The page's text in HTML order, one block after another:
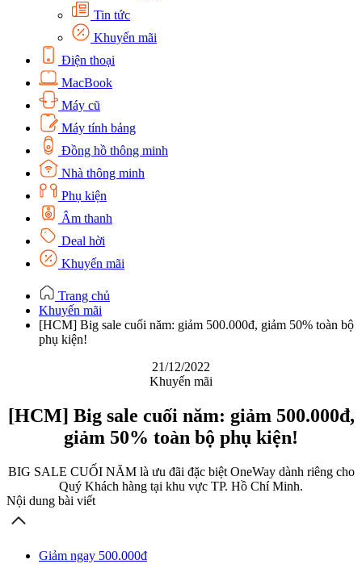
Tin tức
Khuyến mãi
Điện thoại
MacBook
Máy cũ
Máy tính bảng
Đồng hồ thông minh
Nhà thông minh
Phụ kiện
Âm thanh
Deal hời
Khuyến mãi
Trang chủ
Khuyến mãi
[HCM] Big sale cuối năm: giảm 500.000đ, giảm 50% toàn bộ
phụ kiện!
21/12/2022
Khuyến mãi
[HCM] Big sale cuối năm: giảm 500.000đ,
giảm 50% toàn bộ phụ kiện!
BIG SALE CUỐI NĂM là ưu đãi đặc biệt OneWay dành riêng cho
Quý Khách hàng tại khu vực TP. Hồ Chí Minh.
Nội dung bài viết
Giảm ngay 500.000đ